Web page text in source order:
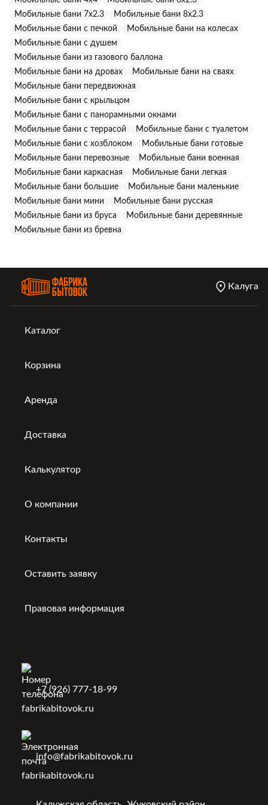
Мобильные бани 7х2.3
Мобильные бани 8х2.3
Мобильные бани с печкой
Мобильные бани на колесах
Мобильные бани с душем
Мобильные бани из газового баллона
Мобильные бани на дровах
Мобильные бани на сваях
Мобильные бани передвижная
Мобильные бани с крыльцом
Мобильные бани с панорамными окнами
Мобильные бани с террасой
Мобильные бани с туалетом
Мобильные бани с хозблоком
Мобильные бани готовые
Мобильные бани перевозные
Мобильные бани военная
Мобильные бани каркасная
Мобильные бани легкая
Мобильные бани большие
Мобильные бани маленькие
Мобильные бани мини
Мобильные бани русская
Мобильные бани из бруса
Мобильные бани деревянные
Мобильные бани из бревна
Калуга
Каталог
Корзина
Аренда
Доставка
Калькулятор
О компании
Контакты
Оставить заявку
Правовая информация
+7 (926) 777-18-99
info@fabrikabitovok.ru